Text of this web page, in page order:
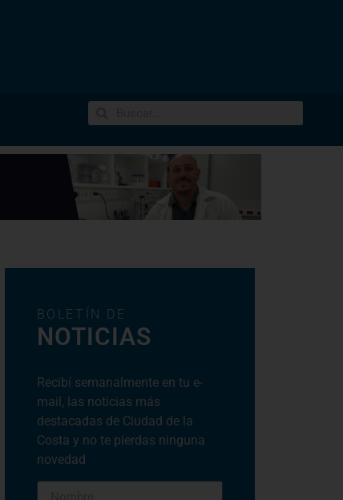
BOLETÍN DE
NOTICIAS
Recibí semanalmente en tu e-
mail, las noticias más
destacadas de Ciudad de la
Costa y no te pierdas ninguna
novedad